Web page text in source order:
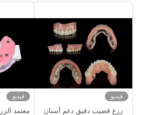
فيديو
زرع قضيب دقيق دعم أسنان
فيديو
معتمد